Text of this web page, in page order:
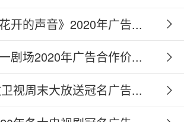
开的声音》2020年广告...
剧场2020年广告合作价...
视周末大放送冠名广告...